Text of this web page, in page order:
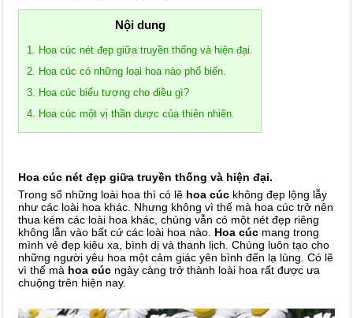
Nội dung
1. Hoa cúc nét đẹp giữa truyền thống và hiện đại.
2. Hoa cúc có những loại hoa nào phổ biến.
3. Hoa cúc biểu tượng cho điều gì?
4. Hoa cúc một vị thần dược của thiên nhiên.
Hoa cúc nét đẹp giữa truyền thống và hiện đại.
Trong số những loài hoa thì có lẽ hoa cúc không đẹp lộng lẫy
như các loài hoa khác. Nhưng không vì thế mà hoa cúc trở nên
thua kém các loài hoa khác, chúng vẫn có một nét đẹp riêng
không lẫn vào bất cứ các loài hoa nào. Hoa cúc mang trong
mình vẻ đẹp kiêu xa, bình dị và thanh lịch. Chúng luôn tạo cho
những người yêu hoa một cảm giác yên bình đến lạ lùng. Có lẽ
vì thế mà hoa cúc ngày càng trở thành loài hoa rất được ưa
chuộng trên hiện nay.